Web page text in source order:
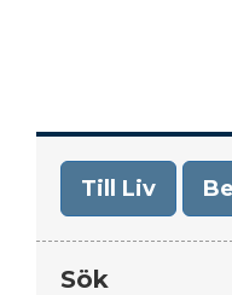
Till Liv
Sök